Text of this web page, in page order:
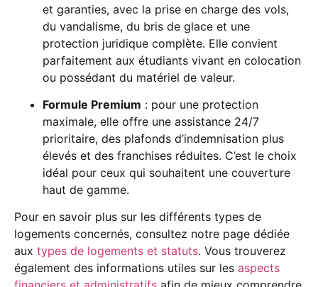
et garanties, avec la prise en charge des vols,
du vandalisme, du bris de glace et une
protection juridique complète. Elle convient
parfaitement aux étudiants vivant en colocation
ou possédant du matériel de valeur.
Formule Premium : pour une protection
maximale, elle offre une assistance 24/7
prioritaire, des plafonds d’indemnisation plus
élevés et des franchises réduites. C’est le choix
idéal pour ceux qui souhaitent une couverture
haut de gamme.
Pour en savoir plus sur les différents types de
logements concernés, consultez notre page dédiée
aux types de logements et statuts. Vous trouverez
également des informations utiles sur les aspects